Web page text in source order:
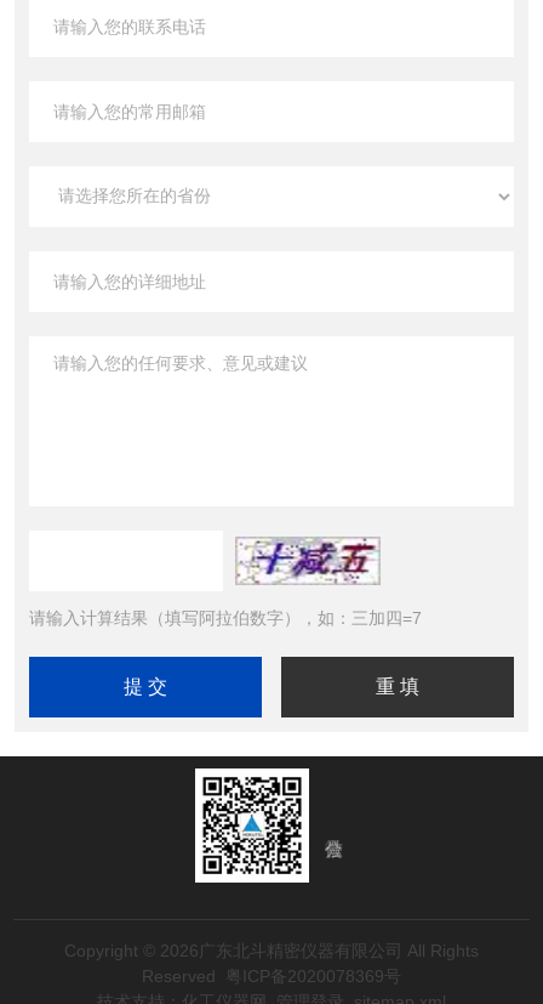
请输入计算结果（填写阿拉伯数字），如：三加四=7
Copyright © 2026广东北斗精密仪器有限公司 All Rights
Reserved
粤ICP备2020078369号